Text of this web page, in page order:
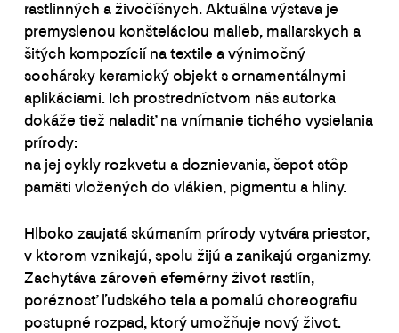
rastlinných a živočíšnych. Aktuálna výstava je
premyslenou konšteláciou malieb, maliarskych a
šitých kompozícií na textile a výnimočný
sochársky keramický objekt s ornamentálnymi
aplikáciami. Ich prostredníctvom nás autorka
dokáže tiež naladiť na vnímanie tichého vysielania
prírody:
na jej cykly rozkvetu a doznievania, šepot stôp
pamäti vložených do vlákien, pigmentu a hliny.
Hlboko zaujatá skúmaním prírody vytvára priestor,
v ktorom vznikajú, spolu žijú a zanikajú organizmy.
Zachytáva zároveň efemérny život rastlín,
poréznosť ľudského tela a pomalú choreografiu
postupné rozpad, ktorý umožňuje nový život.